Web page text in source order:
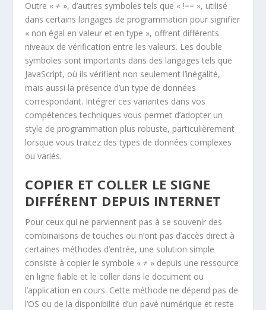
Outre « ≠ », d’autres symboles tels que « !== », utilisé
dans certains langages de programmation pour signifier
« non égal en valeur et en type », offrent différents
niveaux de vérification entre les valeurs. Les double
symboles sont importants dans des langages tels que
JavaScript, où ils vérifient non seulement l’inégalité,
mais aussi la présence d’un type de données
correspondant. Intégrer ces variantes dans vos
compétences techniques vous permet d’adopter un
style de programmation plus robuste, particulièrement
lorsque vous traitez des types de données complexes
ou variés.
COPIER ET COLLER LE SIGNE
DIFFÉRENT DEPUIS INTERNET
Pour ceux qui ne parviennent pas à se souvenir des
combinaisons de touches ou n’ont pas d’accès direct à
certaines méthodes d’entrée, une solution simple
consiste à copier le symbole « ≠ » depuis une ressource
en ligne fiable et le coller dans le document ou
l’application en cours. Cette méthode ne dépend pas de
l’OS ou de la disponibilité d’un pavé numérique et reste